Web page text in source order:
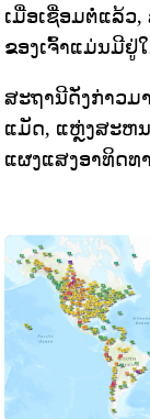
ເມື່ອເຊື່ອມຕໍ່ແລ້ວ
ຂອງເຈົ້າແມ່ນມີຢູ່
ສະຖານີດັ່ງກ່າວມ
ແມັດ, ແຫຼ່ງສະຫນ
ແຜງແສງອາທິດທ